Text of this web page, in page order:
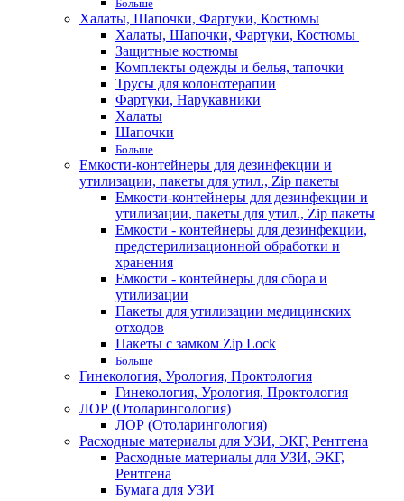
Больше
Халаты, Шапочки, Фартуки, Костюмы
Халаты, Шапочки, Фартуки, Костюмы
Защитные костюмы
Комплекты одежды и белья, тапочки
Трусы для колонотерапии
Фартуки, Нарукавники
Халаты
Шапочки
Больше
Емкости-контейнеры для дезинфекции и
утилизации, пакеты для утил., Zip пакеты
Емкости-контейнеры для дезинфекции и
утилизации, пакеты для утил., Zip пакеты
Емкости - контейнеры для дезинфекции,
предстерилизационной обработки и
хранения
Емкости - контейнеры для сбора и
утилизации
Пакеты для утилизации медицинских
отходов
Пакеты с замком Zip Lock
Больше
Гинекология, Урология, Проктология
Гинекология, Урология, Проктология
ЛОР (Отоларингология)
ЛОР (Отоларингология)
Расходные материалы для УЗИ, ЭКГ, Рентгена
Расходные материалы для УЗИ, ЭКГ,
Рентгена
Бумага для УЗИ